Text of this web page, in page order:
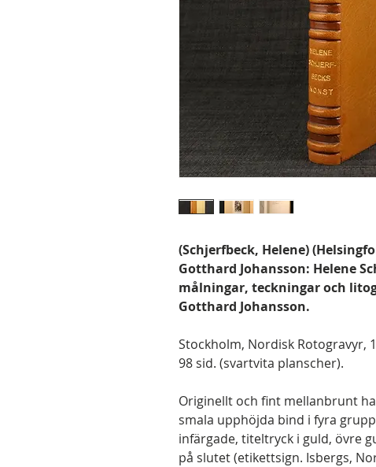
(Schjerfbeck, Helene)
Gotthard Johansson: Helene
målningar, teckningar och
Gotthard Johansson.
Stockholm, Nordisk Rotogravyr,
98 sid. (svartvita planscher).
Originellt och fint mellanbrunt
smala upphöjda bind i fyra
infärgade, titeltryck i guld, övre
på slutet (etikettsign. Isbergs,